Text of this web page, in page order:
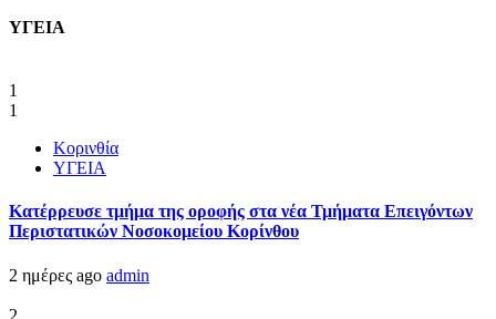
ΥΓΕΙΑ
1
1
Κορινθία
ΥΓΕΙΑ
Kατέρρευσε τμήμα της οροφής στα νέα Τμήματα Επειγόντων
Περιστατικών Νοσοκομείου Κορίνθου
2 ημέρες ago admin
2